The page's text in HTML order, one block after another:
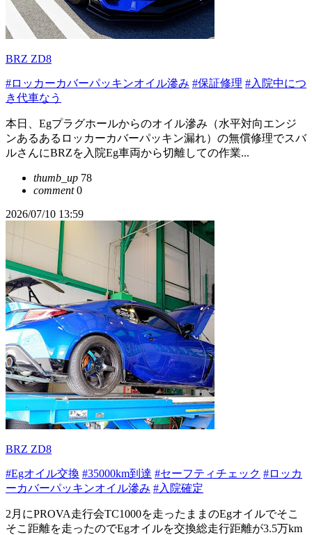
BRZ ZD8
#ロッカーカバーパッキンオイル滲み #保証修理 #入院中につ
き代車なう
本日、Egプラグホールからのオイル滲み（水平対向エンジ
ンあるあるロッカーカバーパッキン漏れ）の無償修理でスバ
ルさんにBRZを入院Eg車両から切離しての作業...
thumb_up 78
comment0
2026/07/10 13:59
BRZ ZD8
#Egオイル交換 #35000km到達 #セーフティチェック #ロッカ
ーカバーパッキンオイル滲み #入院確定
2月にPROVA走行会TC1000を走ったままのEgオイルでそこ
そこ距離を走ったのでEgオイルを交換総走行距離が3.5万km